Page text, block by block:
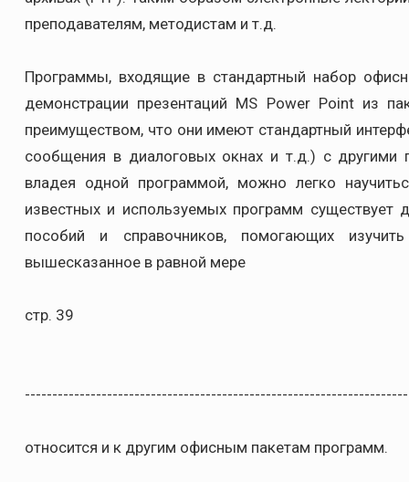
преподавателям, методистам и т.д.
Программы, входящие в стандартный набор
демонстрации презентаций MS Power Point из
преимуществом, что они имеют стандартный
сообщения в диалоговых окнах и т.д.) с
владея одной программой, можно легко
известных и используемых программ существует
пособий и справочников, помогающих
вышесказанное в равной мере
стр. 39
относится и к другим офисным пакетам программ.